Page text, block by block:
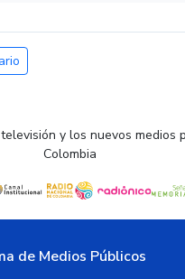
y los nuevos medios
Colombia
de Medios Públicos